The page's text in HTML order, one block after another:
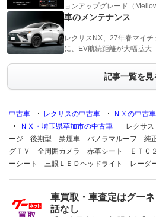
ョンアップグレード（
車のメンテナンス
レクサスNX、27年春マイ
に、EV航続距離が大幅拡大
記事一覧を見
中古車 レクサスの中古車 ＮＸの中古車
ＮＸ・埼玉県草加市の中古車
レクサ
ージ 後期型 禁煙車 パノラマルーフ 純
グＴＶ 全周囲カメラ 赤革シート ＥＴＣ
ーシート 三眼ＬＥＤヘッドライト レーダ
車買取・車査定はグー
話なし